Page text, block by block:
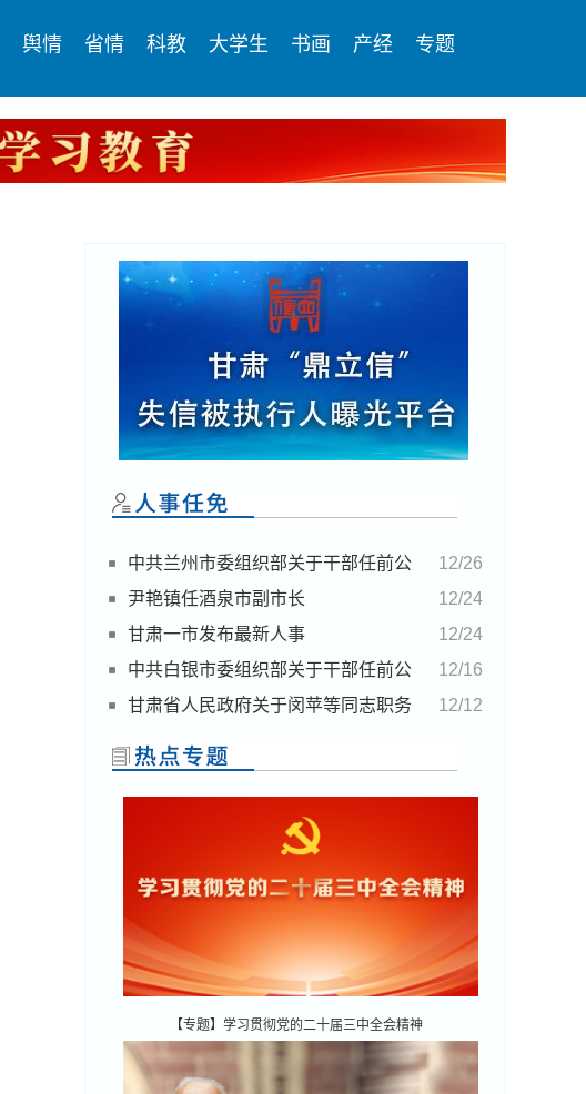
舆情 省情 科教 大学生 书画 产经 专题
12/26
中共兰州市委组织部关于干部任前公
示的公告
12/24
尹艳镇任酒泉市副市长
12/24
甘肃一市发布最新人事
12/16
中共白银市委组织部关于干部任前公
示的公告
12/12
甘肃省人民政府关于闵苹等同志职务
任免的通知
【专题】学习贯彻党的二十届三中全会精神